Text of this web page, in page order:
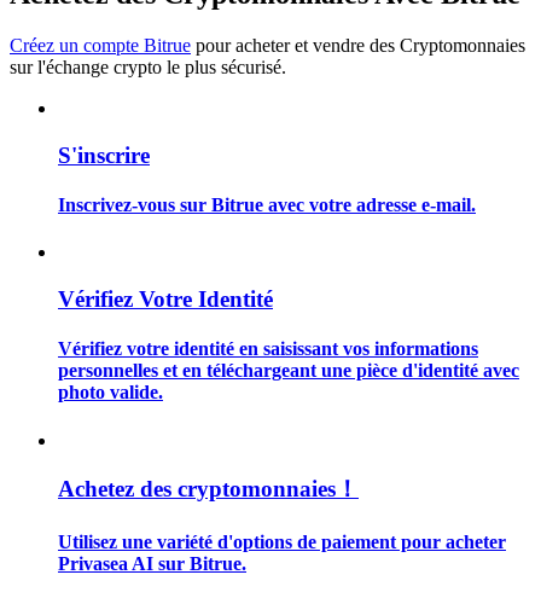
Créez un compte Bitrue pour acheter et vendre des Cryptomonnaies
sur l'échange crypto le plus sécurisé.
S'inscrire
Inscrivez-vous sur Bitrue avec votre adresse e-mail.
Vérifiez Votre Identité
Vérifiez votre identité en saisissant vos informations
personnelles et en téléchargeant une pièce d'identité avec
photo valide.
Achetez des cryptomonnaies！
Utilisez une variété d'options de paiement pour acheter
Privasea AI sur Bitrue.